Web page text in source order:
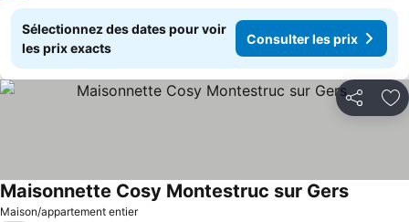
Sélectionnez des dates pour voir
les prix exacts
Consulter les prix
Partager
Maison/appartement entier
Maisonnette Cosy Montestruc sur Gers